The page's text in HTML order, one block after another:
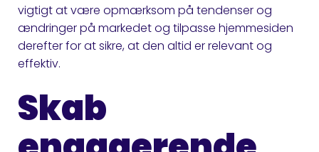
vigtigt at være opmærksom på tendenser og
ændringer på markedet og tilpasse hjemmesiden
derefter for at sikre, at den altid er relevant og
effektiv.
Skab